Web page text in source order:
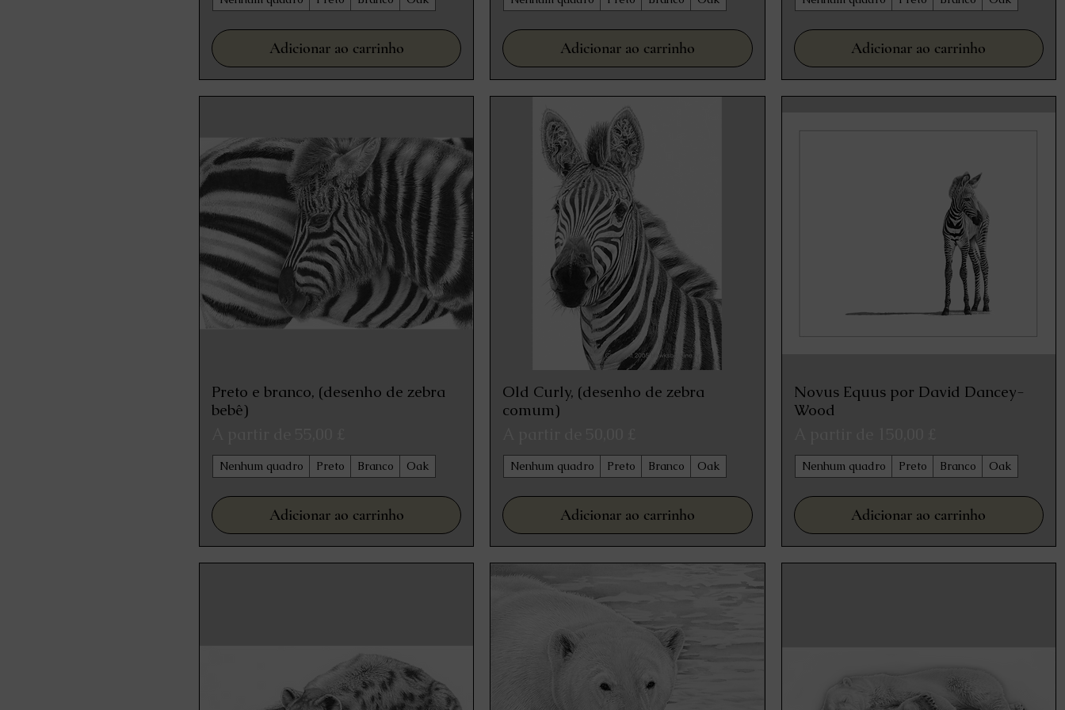
Adicionar ao carrinho Adicionar ao carrinho Adicionar ao carrinho
Visualização rápida
Preto e branco, (desenho de zebra
bebê)
Nenhum quadro Preto Branco Oak
Adicionar ao carrinho
Visualização rápida
Old Curly, (desenho de zebra
comum)
Nenhum quadro Preto Branco Oak
Adicionar ao carrinho
Visualização rápida
Novus Equus por David Dancey-
Wood
Nenhum quadro Preto Branco Oak
Adicionar ao carrinho